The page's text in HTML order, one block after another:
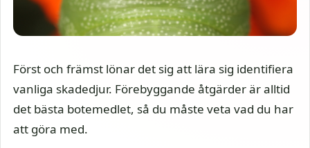
Först och främst lönar det sig att lära sig identifiera
vanliga skadedjur. Förebyggande åtgärder är alltid
det bästa botemedlet, så du måste veta vad du har
att göra med.